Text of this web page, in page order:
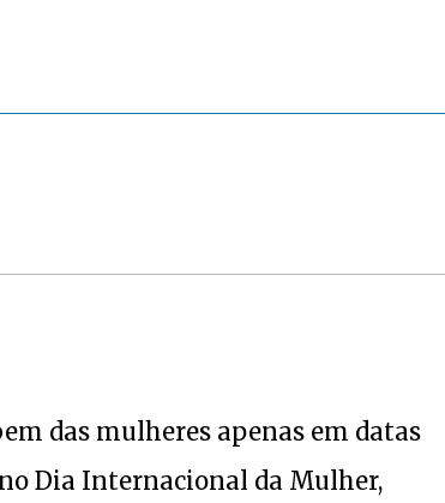
das mulheres apenas em datas
Dia Internacional da Mulher,